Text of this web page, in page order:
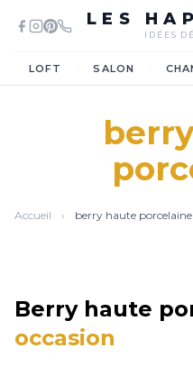
LES
IDÉES
LOFT SALON
Accueil › berry haute porcelaine
Berry haute
occasion